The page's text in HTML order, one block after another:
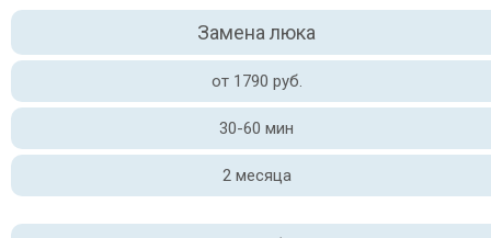
Замена люка
от 1790 руб.
30-60 мин
2 месяца